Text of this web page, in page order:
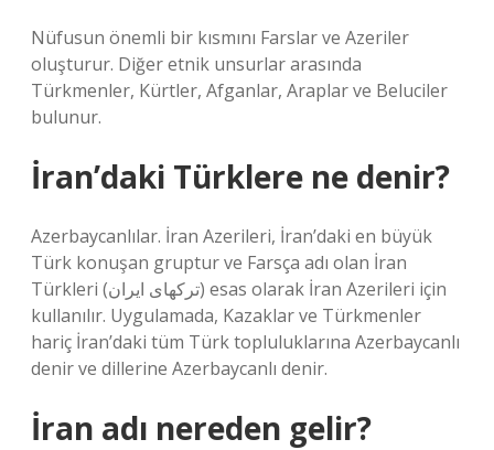
Nüfusun önemli bir kısmını Farslar ve Azeriler
oluşturur. Diğer etnik unsurlar arasında
Türkmenler, Kürtler, Afganlar, Araplar ve Beluciler
bulunur.
İran’daki Türklere ne denir?
Azerbaycanlılar. İran Azerileri, İran’daki en büyük
Türk konuşan gruptur ve Farsça adı olan İran
Türkleri (ترکهای ایران) esas olarak İran Azerileri için
kullanılır. Uygulamada, Kazaklar ve Türkmenler
hariç İran’daki tüm Türk topluluklarına Azerbaycanlı
denir ve dillerine Azerbaycanlı denir.
İran adı nereden gelir?